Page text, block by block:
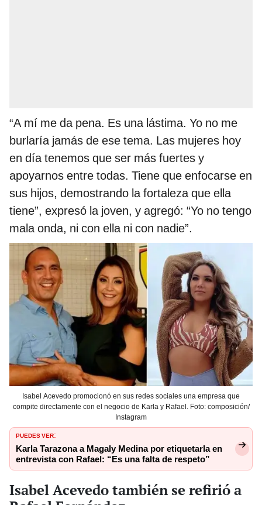
“A mí me da pena. Es una lástima. Yo no me
burlaría jamás de ese tema. Las mujeres hoy
en día tenemos que ser más fuertes y
apoyarnos entre todas. Tiene que enfocarse en
sus hijos, demostrando la fortaleza que ella
tiene”, expresó la joven, y agregó: “Yo no tengo
mala onda, ni con ella ni con nadie”.
Isabel Acevedo promocionó en sus redes sociales una empresa que
compite directamente con el negocio de Karla y Rafael. Foto: composición/
Instagram
PUEDES VER:
Karla Tarazona a Magaly Medina por etiquetarla en
entrevista con Rafael: “Es una falta de respeto”
Isabel Acevedo también se refirió a